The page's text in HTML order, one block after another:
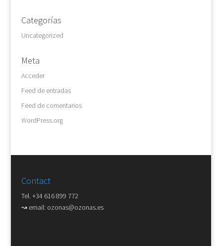
Categorías
Uncategorized
Meta
Acceder
Feed de entradas
Feed de comentarios
WordPress.org
Contact
Tel. +34 616 899 772
↝ email: ozonas@ozonas.es